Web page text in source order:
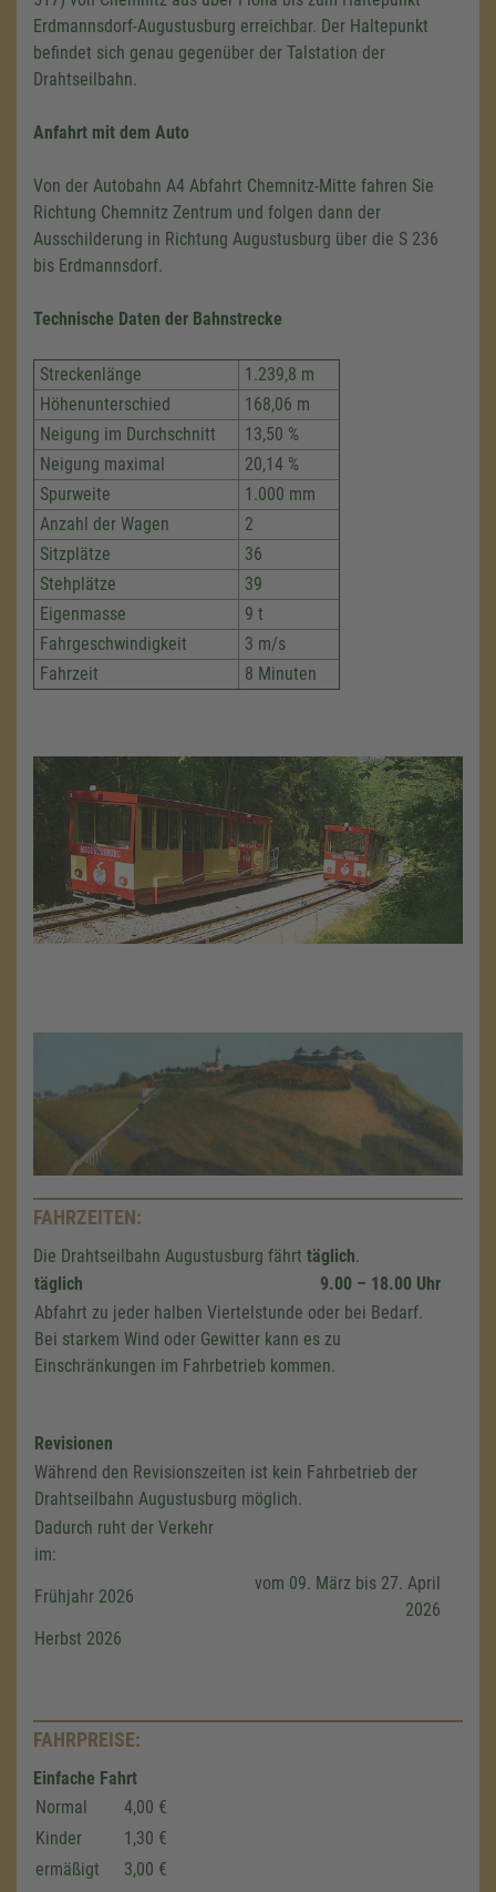
Erdmannsdorf-Augustusburg erreichbar. Der Haltepunkt
befindet sich genau gegenüber der Talstation der
Drahtseilbahn.
Anfahrt mit dem Auto
Von der Autobahn A4 Abfahrt Chemnitz-Mitte fahren Sie
Richtung Chemnitz Zentrum und folgen dann der
Ausschilderung in Richtung Augustusburg über die S 236
bis Erdmannsdorf.
Technische Daten der Bahnstrecke
Streckenlänge
1.239,8 m
Höhenunterschied
168,06 m
Neigung im Durchschnitt
13,50 %
Neigung maximal
20,14 %
Spurweite
1.000 mm
Anzahl der Wagen
2
Sitzplätze
36
Stehplätze
39
Eigenmasse
9 t
Fahrgeschwindigkeit
3 m/s
Fahrzeit
8 Minuten
FAHRZEITEN:
Die Drahtseilbahn Augustusburg fährt täglich.
täglich
9.00 – 18.00 Uhr
Abfahrt zu jeder halben Viertelstunde oder bei Bedarf.
Bei starkem Wind oder Gewitter kann es zu
Einschränkungen im Fahrbetrieb kommen.
Revisionen
Während den Revisionszeiten ist kein Fahrbetrieb der
Drahtseilbahn Augustusburg möglich.
Dadurch ruht der Verkehr
im:
Frühjahr 2026
vom 09. März bis 27. April
2026
Herbst 2026
FAHRPREISE:
Einfache Fahrt
Normal
4,00 €
Kinder
1,30 €
ermäßigt
3,00 €